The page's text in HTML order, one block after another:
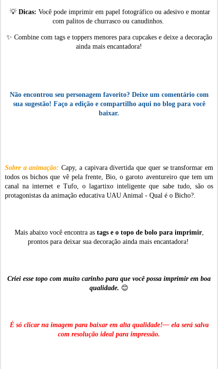
💡 Dicas: Você pode imprimir em papel fotográfico ou adesivo e montar
com palitos de churrasco ou canudinhos.
✨ Combine com tags e toppers menores para cupcakes e deixe a decoração
ainda mais encantadora!
Não encontrou seu personagem favorito? Deixe um comentário com
sua sugestão! Faço a edição e compartilho aqui no blog para você
baixar.
Sobre a animação: Capy, a capivara divertida que quer se transformar em
todos os bichos que vê pela frente, Bio, o garoto aventureiro que tem um
canal na internet e Tufo, o lagartixo inteligente que sabe tudo, são os
protagonistas da animação educativa UAU Animal - Qual é o Bicho?.
Mais abaixo você encontra astags e o topo de bolo para imprimir,
prontos para deixar sua decoração ainda mais encantadora!
Criei esse topo com muito carinho para que você possa imprimir em boa
qualidade. 😊
É só clicar na imagem para baixar em alta qualidade!— ela será salva
com resolução ideal para impressão.